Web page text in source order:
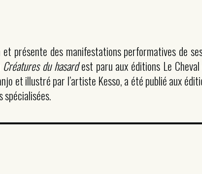
présente des manifestations performatives de
Créatures du hasardest paru aux éditions Le Cheval
et illustré par l’artiste Kesso, a été publié aux